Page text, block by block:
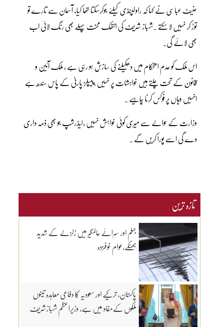
حنیف عباسی نے کہا کہ راولپنڈی کیلئے جوکرسکتا تھا کیا، آسمان سے تارے تو
توڑ کر نہیں لا سکتے ۔شہباز شریف کی انتھک محنت پہلے بھی رنگ لائی اب
بھی لائے گی۔
اس ملک کو عدم استحکام میں دھکیلنے کی سازش ہو رہی ہے ، ملک آئین و
قانون کے تحت چلتے ہیں خواہشات پر نہیں ،پیپلز پارٹی کے پاس سندھ ہے
انہیں وہاں پر فوکس کرنا چاہیے ۔
وزارت کے حوالے سے میری کوئی خواہش نہیں ،لیڈرشپ جو بھی ذمہ داری
دے گی اسے پورا کریں گے ۔
تازہ ترین
جہلم اور سرائے عالمگیر میں زلزلے کے شدید
جھٹکے،عوام خوفزدہ
پاکستان، ترکیے اور سعودیہ کا دفاعی معاہدہ تینوں
ملکوں کےمفاد میں ہے، وزیراعظم شہبازشریف